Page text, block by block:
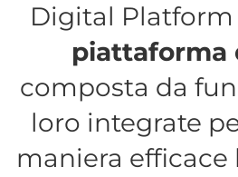
Digital Platform
piattaforma
composta da
loro integrate
maniera efficace